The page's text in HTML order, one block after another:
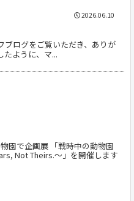
ブログをご覧いただき、ありが
たように、マ...
2026.06.10
園で企画展 「戦時中の動物園
Not Theirs.～」を開催します